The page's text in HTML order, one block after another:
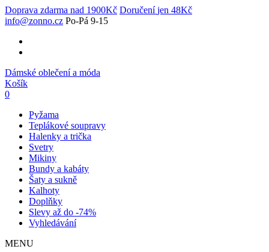
Doprava zdarma nad 1900Kč Doručeníjen 48Kč
info@zonno.cz Po-Pá 9-15
Dámské oblečení a móda
Košík
0
Pyžama
Teplákové soupravy
Halenky a trička
Svetry
Mikiny
Bundy a kabáty
Šaty a sukně
Kalhoty
Doplňky
Slevy až do -74%
Vyhledávání
MENU